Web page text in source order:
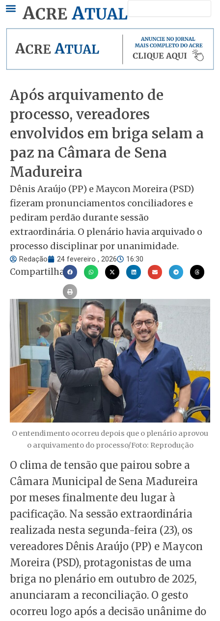
conteúdo
Após arquivamento de
processo, vereadores
envolvidos em briga selam a
paz na Câmara de Sena
Madureira
Dênis Araújo (PP) e Maycon Moreira (PSD)
fizeram pronunciamentos conciliadores e
pediram perdão durante sessão
extraordinária. O plenário havia arquivado o
processo disciplinar por unanimidade.
Redação 24 fevereiro , 2026 16:30
Compartilhar
O entendimento ocorreu depois que o plenário aprovou
o arquivamento do processo/Foto: Reprodução
O clima de tensão que pairou sobre a
Câmara Municipal de Sena Madureira
por meses finalmente deu lugar à
pacificação. Na sessão extraordinária
realizada nesta segunda-feira (23), os
vereadores Dênis Araújo (PP) e Maycon
Moreira (PSD), protagonistas de uma
briga no plenário em outubro de 2025,
anunciaram a reconciliação. O gesto
ocorreu logo após a decisão unânime do